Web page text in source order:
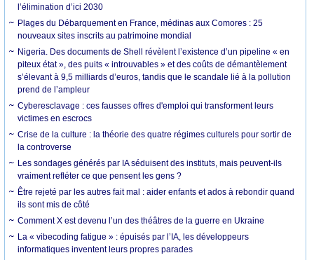
l’élimination d’ici 2030
Plages du Débarquement en France, médinas aux Comores : 25
nouveaux sites inscrits au patrimoine mondial
Nigeria. Des documents de Shell révèlent l’existence d’un pipeline « en
piteux état », des puits « introuvables » et des coûts de démantèlement
s’élevant à 9,5 milliards d’euros, tandis que le scandale lié à la pollution
prend de l’ampleur
Cyberesclavage : ces fausses offres d'emploi qui transforment leurs
victimes en escrocs
Crise de la culture : la théorie des quatre régimes culturels pour sortir de
la controverse
Les sondages générés par IA séduisent des instituts, mais peuvent-ils
vraiment refléter ce que pensent les gens ?
Être rejeté par les autres fait mal : aider enfants et ados à rebondir quand
ils sont mis de côté
Comment X est devenu l’un des théâtres de la guerre en Ukraine
La « vibecoding fatigue » : épuisés par l’IA, les développeurs
informatiques inventent leurs propres parades